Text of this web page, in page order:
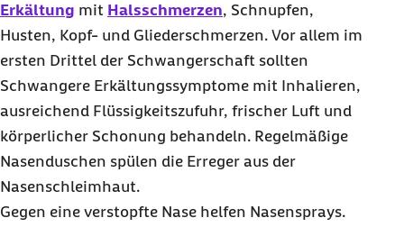
Erkältung mit Halsschmerzen, Schnupfen,
Husten, Kopf- und Gliederschmerzen. Vor allem im
ersten Drittel der Schwangerschaft sollten
Schwangere Erkältungssymptome mit Inhalieren,
ausreichend Flüssigkeitszufuhr, frischer Luft und
körperlicher Schonung behandeln. Regelmäßige
Nasenduschen spülen die Erreger aus der
Nasenschleimhaut.
Gegen eine verstopfte Nase helfen Nasensprays.